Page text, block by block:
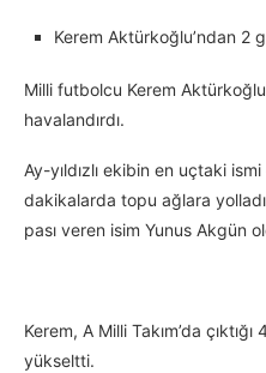
Kerem Aktürkoğlu’ndan 2
Milli futbolcu Kerem
havalandırdı.
Ay-yıldızlı ekibin en uçtaki
dakikalarda topu ağlara
pası veren isim Yunus Akgün
Kerem, A Milli Takım’da çıktığı
yükseltti.